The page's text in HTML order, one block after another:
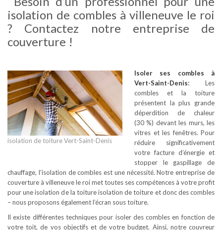
isolation de combles à villeneuve le roi
? Contactez notre entreprise de
couverture !
isolation de toiture Vert-Saint-Denis
Isoler ses combles à
Vert-Saint-Denis: Les
combles et la toiture
présentent la plus grande
déperdition de chaleur
(30 %) devant les murs, les
vitres et les fenêtres. Pour
réduire significativement
votre facture d’énergie et
stopper le gaspillage de
chauffage, l’isolation de combles est une nécessité. Notre entreprise de
couverture à villeneuve le roi met toutes ses compétences à votre profit
pour une isolation de la toiture isolation de toiture et donc des combles
– nous proposons également l’écran sous toiture.
Il existe différentes techniques pour isoler des combles en fonction de
votre toit, de vos objectifs et de votre budget. Ainsi, notre couvreur